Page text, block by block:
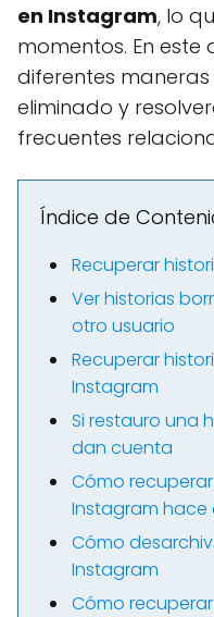
en Instagram, lo
momentos. En
diferentes
eliminado y
frecuentes
Índice de
Recuperar
Ver historias
otro usuario
Recuperar
Instagram
Si restauro una
dan cuenta
Cómo
Instagram hace
Cómo
Instagram
Cómo